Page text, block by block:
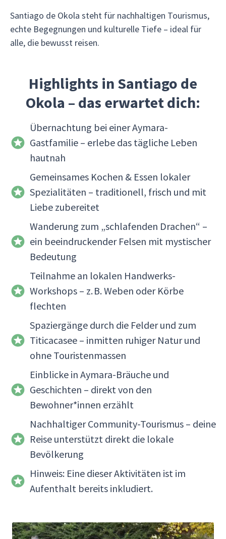
Santiago de Okola steht für nachhaltigen Tourismus,
echte Begegnungen und kulturelle Tiefe – ideal für
alle, die bewusst reisen.
Highlights in Santiago de
Okola – das erwartet dich:
Übernachtung bei einer Aymara-
Gastfamilie – erlebe das tägliche Leben
hautnah
Gemeinsames Kochen & Essen lokaler
Spezialitäten – traditionell, frisch und mit
Liebe zubereitet
Wanderung zum „schlafenden Drachen“ –
ein beeindruckender Felsen mit mystischer
Bedeutung
Teilnahme an lokalen Handwerks-
Workshops – z. B. Weben oder Körbe
flechten
Spaziergänge durch die Felder und zum
Titicacasee – inmitten ruhiger Natur und
ohne Touristenmassen
Einblicke in Aymara-Bräuche und
Geschichten – direkt von den
Bewohner*innen erzählt
Nachhaltiger Community-Tourismus – deine
Reise unterstützt direkt die lokale
Bevölkerung
Hinweis: Eine dieser Aktivitäten ist im
Aufenthalt bereits inkludiert.